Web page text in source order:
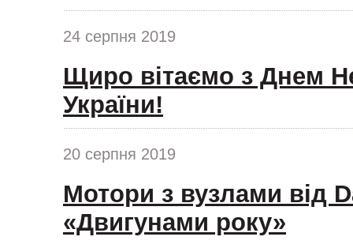
24 серпня 2019
Щиро вітаємо з Днем
України!
20 серпня 2019
Мотори з вузлами від
«Двигунами року»